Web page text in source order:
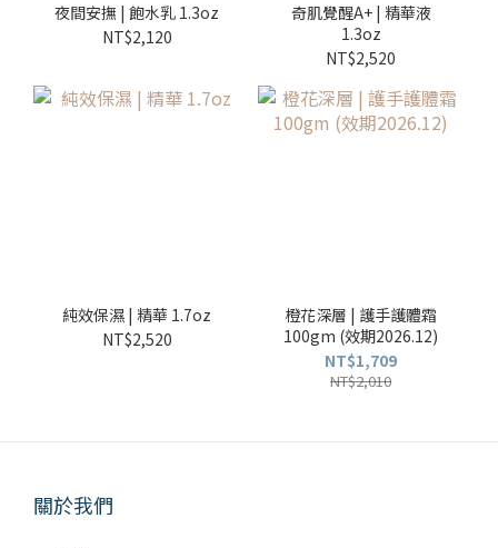
夜間安撫 | 飽水乳 1.3oz
NT$2,120
奇肌覺醒A+ | 精華液
1.3oz
NT$2,520
純效保濕 | 精華 1.7oz
NT$2,520
橙花深層 | 護手護體霜
100gm (效期2026.12)
NT$1,709
NT$2,010
關於我們